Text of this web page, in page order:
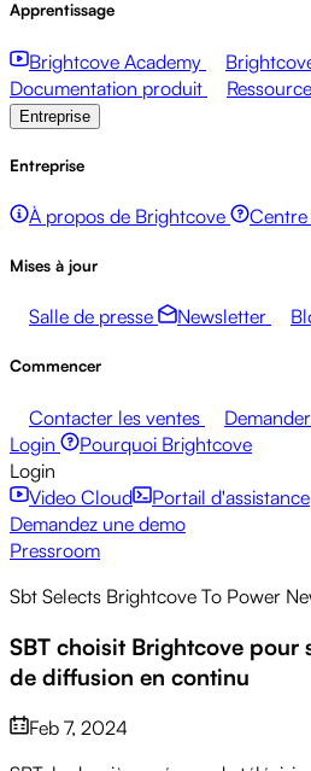
Apprentissage
Brightcove Academy
Documentation produit
Entreprise
Entreprise
À propos de Brightcove Centre
Mises à jour
Salle de presse Newsletter
Commencer
Contacter les ventes
Login
Pourquoi Brightcove
Login
Video Cloud
Portail d'assistance
Demandez une demo
Pressroom
Sbt Selects Brightcove To Power
SBT choisit Brightcove pour
de diffusion en continu
Feb 7, 2024